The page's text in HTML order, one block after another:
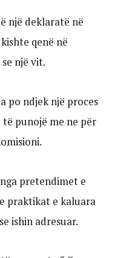
një deklaratë në
qenë në
një vit.
po ndjek një proces
të punojë me ne për
pretendimet e
praktikat e kaluara
ishin adresuar.